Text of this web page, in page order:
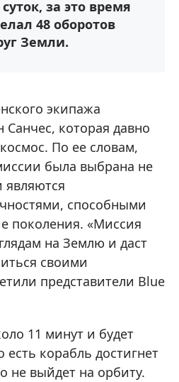
за это время
48 оборотов
Земли.
экипажа
которая давно
По ее словам,
была выбрана не
являются
способными
поколения. «Миссия
на Землю и даст
своими
представители Blue
11 минут и будет
корабль достигнет
не выйдет на орбиту.